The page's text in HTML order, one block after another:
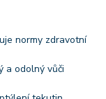
normy zdravotní
a odolný vůči